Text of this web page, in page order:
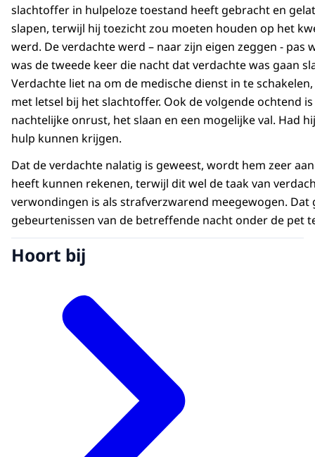
slachtoffer in hulpeloze toestand heeft gebracht en
slapen, terwijl hij toezicht zou moeten houden op het
werd. De verdachte werd – naar zijn eigen zeggen -
was de tweede keer die nacht dat verdachte was gaan
Verdachte liet na om de medische dienst in te
met letsel bij het slachtoffer. Ook de volgende ochtend
nachtelijke onrust, het slaan en een mogelijke val. Had
hulp kunnen krijgen.
Dat de verdachte nalatig is geweest, wordt hem zeer
heeft kunnen rekenen, terwijl dit wel de taak van
verwondingen is als strafverzwarend meegewogen.
gebeurtenissen van de betreffende nacht onder de pet
Hoort bij